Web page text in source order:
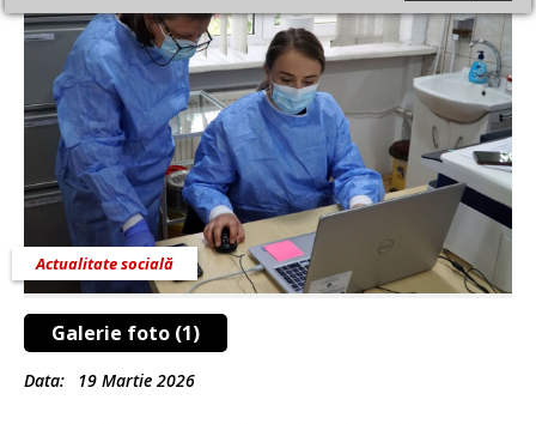
Galerie foto (1)
Actualitate socială
Data: 19 Martie 2026